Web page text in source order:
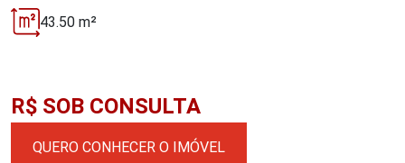
43.50 m²
R$ SOB CONSULTA
QUERO CONHECER O IMÓVEL